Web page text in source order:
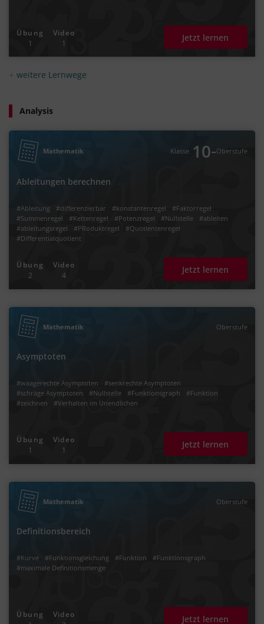
Übung
1
Video
1
Jetzt lernen
weitere Lernwege
Analysis
Mathematik Klasse 10‐Oberstufe
Ableitungen berechnen
#Ableitung #differenzierbar #konstantenregel
#Faktorregel
#Summenregel
#Kettenregel #Potenzregel #Nullstelle
#ableiten
#ableitungsregel
#PRoduktregel
#Quotientenregel
#Differentialquotient
Übung
2
Video
4
Jetzt lernen
Mathematik Oberstufe
Asymptoten
#waagerechte Asymptoten
#senkrechte Asymptoten
#schräge Asymptoten
#Nullstelle #Funktionsgraph
#Funktion
#zeichnen
#Verhalten im Unendlichen
Übung
1
Video
1
Jetzt lernen
Mathematik Oberstufe
Definitionsbereich
#Kurve #Funktionsgleichung #Funktion
#Funktionsgraph
#maximale Definitionsmenge
Übung
Video
Jetzt lernen